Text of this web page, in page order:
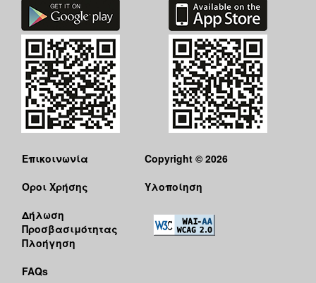
Επικοινωνία
Όροι Χρήσης
Δήλωση
Προσβασιμότητας
Πλοήγηση
FAQs
Copyright © 2026
Υλοποίηση